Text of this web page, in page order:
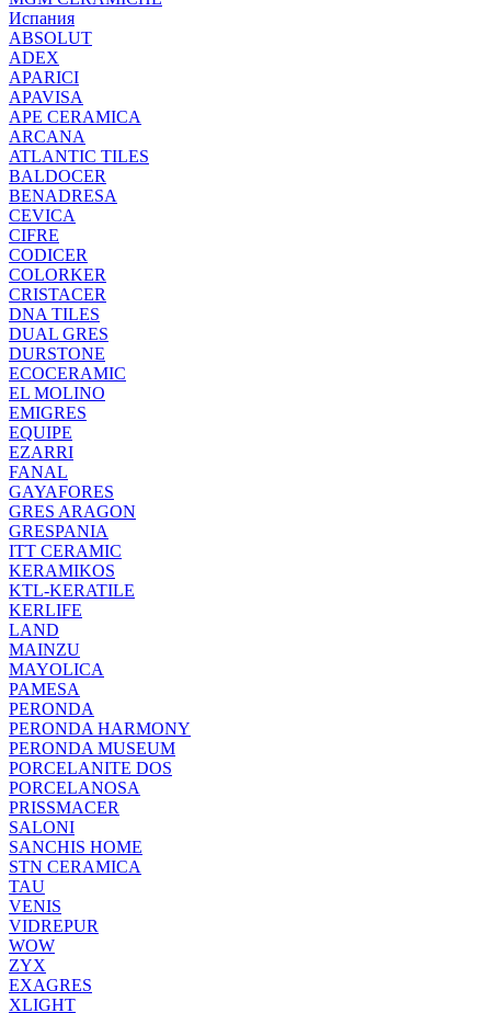
Испания
ABSOLUT
ADEX
APARICI
APAVISA
APE CERAMICA
ARCANA
ATLANTIC TILES
BALDOCER
BENADRESA
CEVICA
CIFRE
CODICER
COLORKER
CRISTACER
DNA TILES
DUAL GRES
DURSTONE
ECOCERAMIC
EL MOLINO
EMIGRES
EQUIPE
EZARRI
FANAL
GAYAFORES
GRES ARAGON
GRESPANIA
ITT CERAMIC
KERAMIKOS
KTL-KERATILE
KERLIFE
LAND
MAINZU
MAYOLICA
PAMESA
PERONDA
PERONDA HARMONY
PERONDA MUSEUM
PORCELANITE DOS
PORCELANOSA
PRISSMACER
SALONI
SANCHIS HOME
STN CERAMICA
TAU
VENIS
VIDREPUR
WOW
ZYX
EXAGRES
XLIGHT